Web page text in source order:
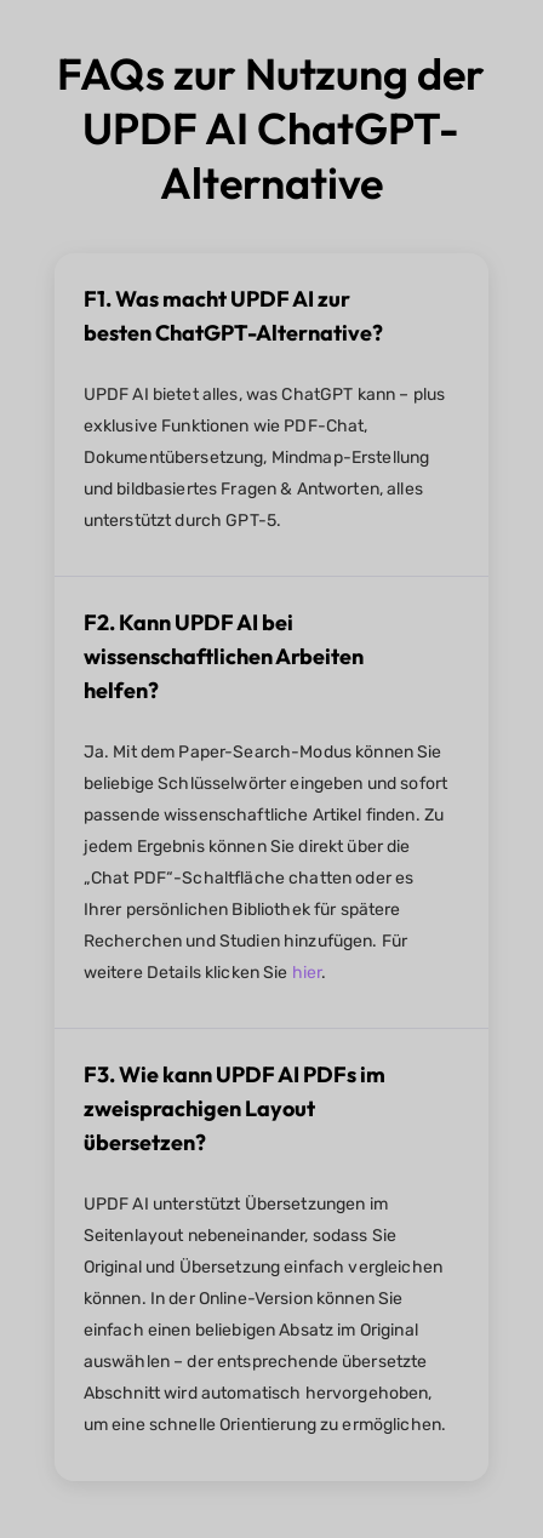
FAQs zur Nutzung der
UPDF AI ChatGPT-
Alternative
F1. Was macht UPDF AI zur
besten ChatGPT-Alternative?
UPDF AI bietet alles, was ChatGPT kann – plus
exklusive Funktionen wie PDF-Chat,
Dokumentübersetzung, Mindmap-Erstellung
und bildbasiertes Fragen & Antworten, alles
unterstützt durch GPT-5.
F2. Kann UPDF AI bei
wissenschaftlichen Arbeiten
helfen?
Ja. Mit dem Paper-Search-Modus können Sie
beliebige Schlüsselwörter eingeben und sofort
passende wissenschaftliche Artikel finden. Zu
jedem Ergebnis können Sie direkt über die
„Chat PDF“-Schaltfläche chatten oder es
Ihrer persönlichen Bibliothek für spätere
Recherchen und Studien hinzufügen. Für
weitere Details klicken Sie hier.
F3. Wie kann UPDF AI PDFs im
zweisprachigen Layout
übersetzen?
UPDF AI unterstützt Übersetzungen im
Seitenlayout nebeneinander, sodass Sie
Original und Übersetzung einfach vergleichen
können. In der Online-Version können Sie
einfach einen beliebigen Absatz im Original
auswählen – der entsprechende übersetzte
Abschnitt wird automatisch hervorgehoben,
um eine schnelle Orientierung zu ermöglichen.